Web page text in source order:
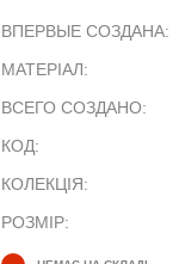
ВПЕРВЫЕ СОЗДАНА:
МАТЕРІАЛ:
ВСЕГО СОЗДАНО:
КОД:
КОЛЕКЦІЯ:
РОЗМІР: